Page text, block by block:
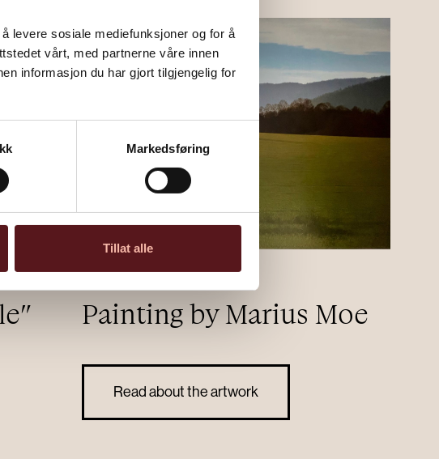
levere sosiale mediefunksjoner og for å
vårt, med partnerne våre innen
informasjon du har gjort tilgjengelig for
Markedsføring
Tillat alle
Painting by Marius Moe
Read about the artwork